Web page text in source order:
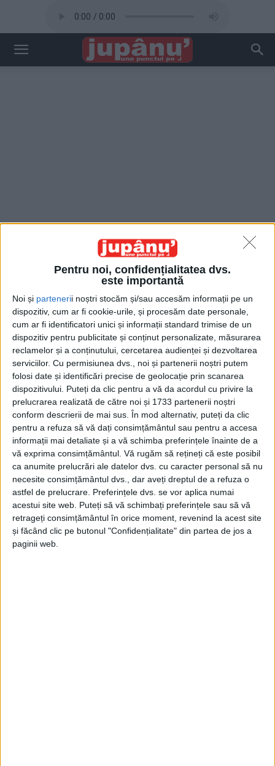
Pentru noi, confidențialitatea dvs.
este importantă
Noi și partenerii noștri stocăm și/sau accesăm informații pe un
dispozitiv, cum ar fi cookie-urile, și procesăm date personale,
cum ar fi identificatori unici și informații standard trimise de un
dispozitiv pentru publicitate și conținut personalizate, măsurarea
reclamelor și a conținutului, cercetarea audienței și dezvoltarea
serviciilor. Cu permisiunea dvs., noi și partenerii noștri putem
folosi date și identificări precise de geolocație prin scanarea
dispozitivului. Puteți da clic pentru a vă da acordul cu privire la
prelucrarea realizată de către noi și 1733 partenerii noștri
conform descrierii de mai sus. În mod alternativ, puteți da clic
pentru a refuza să vă dați consimțământul sau pentru a accesa
informații mai detaliate și a vă schimba preferințele înainte de a
vă exprima consimțământul. Vă rugăm să rețineți că este posibil
ca anumite prelucrări ale datelor dvs. cu caracter personal să nu
necesite consimțământul dvs., dar aveți dreptul de a refuza o
astfel de prelucrare. Preferințele dvs. se vor aplica numai
acestui site web. Puteți să vă schimbați preferințele sau să vă
retrageți consimțământul în orice moment, revenind la acest site
și făcând clic pe butonul "Confidențialitate" din partea de jos a
paginii web.
Acasă Etichete Panouri publicitare Suceava
Etichetă: panouri publicitare Suceava
Gardienii Revoluției de la Suceava